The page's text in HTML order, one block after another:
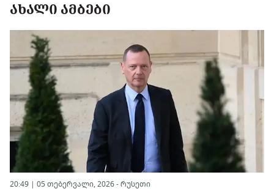
ᲐᲮᲐᲚᲘ ᲐᲛᲑᲔᲑᲘ
20:49 | 05 თებერვალი, 2026 - რუსეთი